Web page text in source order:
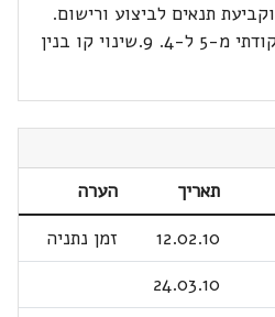
2538+2540+2539+2537 וקביעת תנאים לביצוע ורישום.
8.שינוי קווי בנין קדמי נקודתי מ-5 ל-4. 9.שינוי קו בנין
תאריך
הערה
12.02.10
זמן נתניה
24.03.10